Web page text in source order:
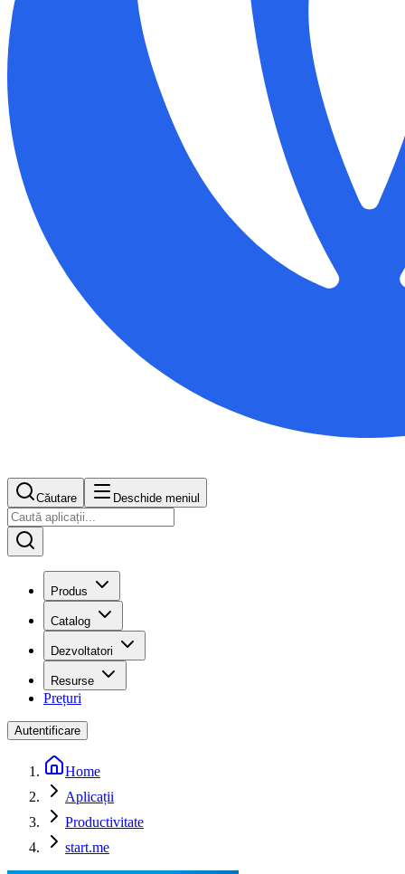
Căutare Deschide meniul
Produs
Catalog
Dezvoltatori
Resurse
Prețuri
Autentificare
Home
Aplicații
Productivitate
start.me